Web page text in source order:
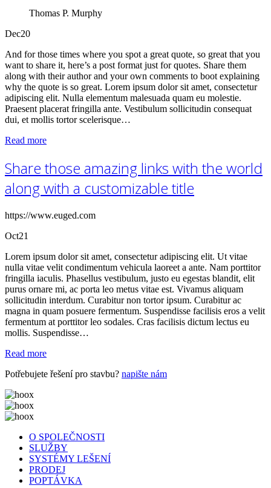
Thomas P. Murphy
Dec20
And for those times where you spot a great quote, so great that you
want to share it, here’s a post format just for quotes. Share them
along with their author and your own comments to boot explaining
why the quote is so great. Lorem ipsum dolor sit amet, consectetur
adipiscing elit. Nulla elementum malesuada quam eu molestie.
Praesent placerat fringilla ante. Vestibulum sollicitudin consequat
dui, et mollis tortor scelerisque…
Read more
Share those amazing links with the world
along with a customizable title
https://www.euged.com
Oct21
Lorem ipsum dolor sit amet, consectetur adipiscing elit. Ut vitae
nulla vitae velit condimentum vehicula laoreet a ante. Nam porttitor
fringilla iaculis. Phasellus vestibulum, justo eu egestas blandit, elit
purus ornare mi, ac porta leo metus vitae est. Vivamus aliquam
sollicitudin interdum. Curabitur non tortor ipsum. Curabitur ac
magna in quam posuere fermentum. Suspendisse facilisis eros a velit
fermentum at porttitor leo sodales. Cras facilisis dictum lectus eu
mollis. Suspendisse…
Read more
Potřebujete řešení pro stavbu? napište nám
O SPOLEČNOSTI
SLUŽBY
SYSTÉMY LEŠENÍ
PRODEJ
POPTÁVKA